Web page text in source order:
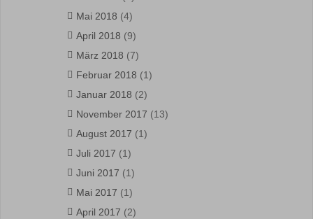
Mai 2018 (4)
April 2018 (9)
März 2018 (7)
Februar 2018 (1)
Januar 2018 (2)
November 2017 (13)
August 2017 (1)
Juli 2017 (1)
Juni 2017 (1)
Mai 2017 (1)
April 2017 (2)